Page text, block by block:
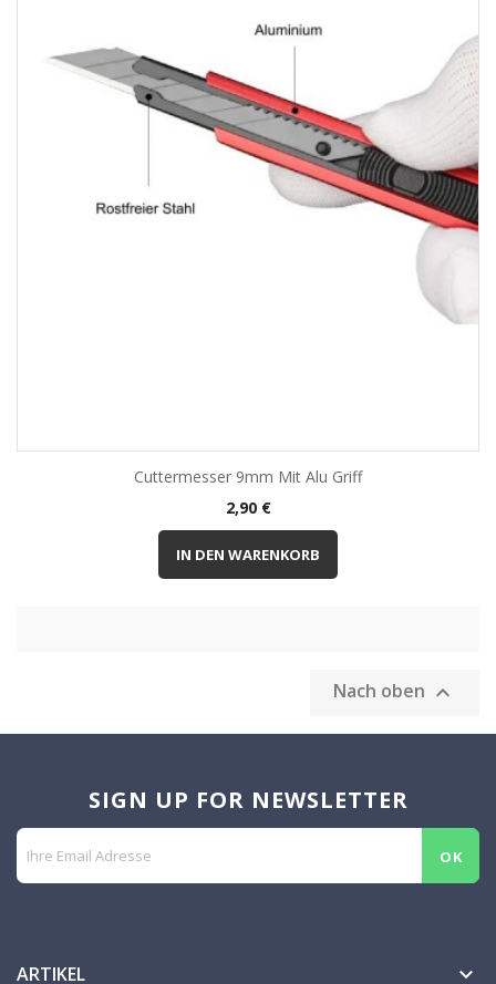
Cuttermesser 9mm Mit Alu Griff
Preis
2,90 €
IN DEN WARENKORB
Nach oben 
SIGN UP FOR NEWSLETTER
ARTIKEL 